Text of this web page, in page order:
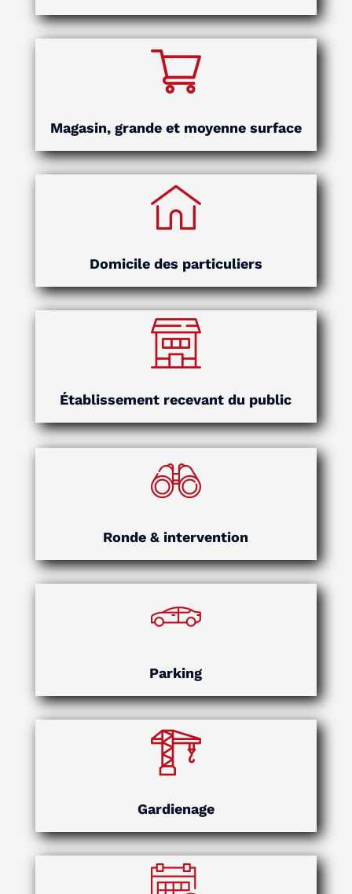
Magasin, grande et moyenne surface
Domicile des particuliers
Établissement recevant du public
Ronde & intervention
Parking
Gardienage